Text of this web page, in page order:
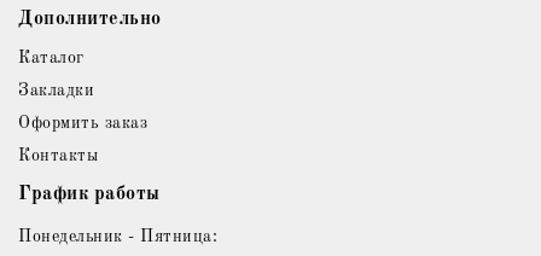
Дополнительно
Каталог
Закладки
Оформить заказ
Контакты
График работы
Понедельник - Пятница: